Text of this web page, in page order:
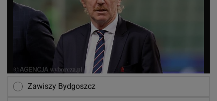
Zawiszy Bydgoszcz